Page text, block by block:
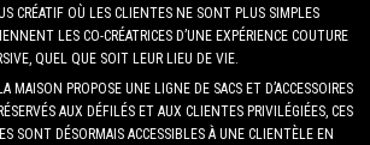
CRÉATIF OÙ LES CLIENTES NE SONT PLUS SIMPLES
LES CO-CRÉATRICES D’UNE EXPÉRIENCE COUTURE
QUEL QUE SOIT LEUR LIEU DE VIE.
MAISON PROPOSE UNE LIGNE DE SACS ET D’ACCESSOIRES
AUX DÉFILÉS ET AUX CLIENTES PRIVILÉGIÉES, CES
SONT DÉSORMAIS ACCESSIBLES À UNE CLIENTÈLE EN